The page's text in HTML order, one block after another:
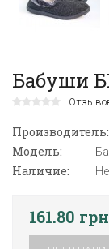
Бабуши
Производитель:
Модель:
Наличие:
161.80 грн